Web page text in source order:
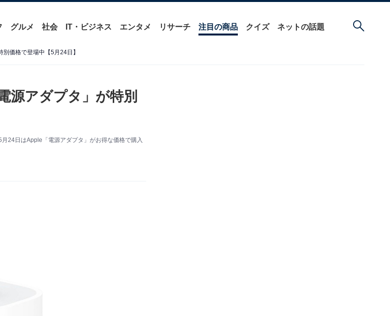
グルメ 社会 IT・ビジネス エンタメ リサーチ 注目の商品 クイズ ネットの話題
価格で登場中【5月24日】
源アダプタ」が特別
24日はApple「電源アダプタ」がお得な価格で購入